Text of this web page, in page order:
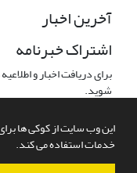
این وب سایت از کوکی ها برای
خدمات استفاده می کند.
آخرین اخبار
اشتراک خبرنامه
برای دریافت اخبار و
شوید.